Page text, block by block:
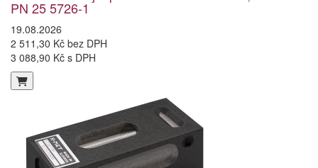
PN 25 5726-1
19.08.2026
2 511,30 Kč bez DPH
3 088,90 Kč s DPH